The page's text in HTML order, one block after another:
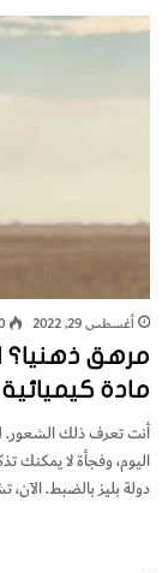
أغسطس 29, 2022
مرهق ذهنيا؟
مادة
أنت تعرف ذلك الشعور.
اليوم، وفجأة لا يمكنك
دولة بليز بالضبط.